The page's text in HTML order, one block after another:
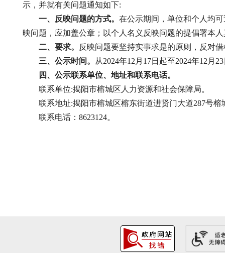
示，并就有关问题通知如下:
一、反映问题的方式。 在公示期间，单位和个人均
映问题，应加盖公章；以个人名义反映问题的提倡署本
二、要求。
反映问题要坚持实事求是的原则，反对
三、公示时间。
从2024年12月17日起至2024年12月
四、公示联系单位、地址和联系电话。
联系单位:揭阳市榕城区人力资源和社会保障局。
联系地址:揭阳市榕城区榕东街道进贤门大道287号榕
联系电话：8623124。